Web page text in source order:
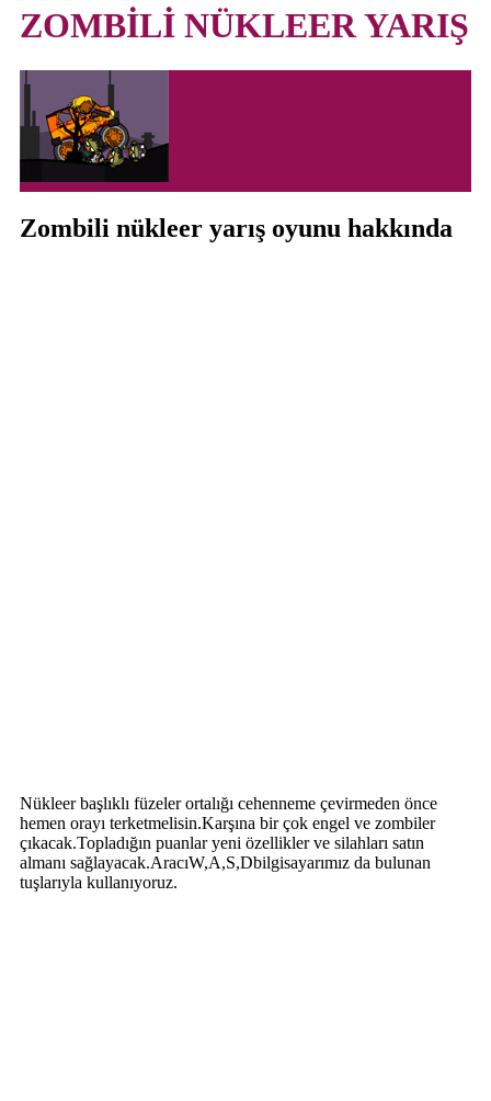
ZOMBİLİ NÜKLEER YARIŞ
Zombili nükleer yarış oyunu hakkında
Nükleer başlıklı füzeler ortalığı cehenneme çevirmeden önce
hemen orayı terketmelisin.Karşına bir çok engel ve zombiler
çıkacak.Topladığın puanlar yeni özellikler ve silahları satın
almanı sağlayacak.AracıW,A,S,Dbilgisayarımız da bulunan
tuşlarıyla kullanıyoruz.